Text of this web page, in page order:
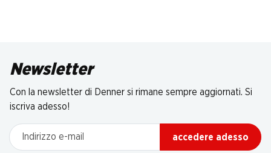
Newsletter
Con la newsletter di Denner si rimane sempre aggiornati. Si
iscriva adesso!
Indirizzo e-mail
accedere adesso